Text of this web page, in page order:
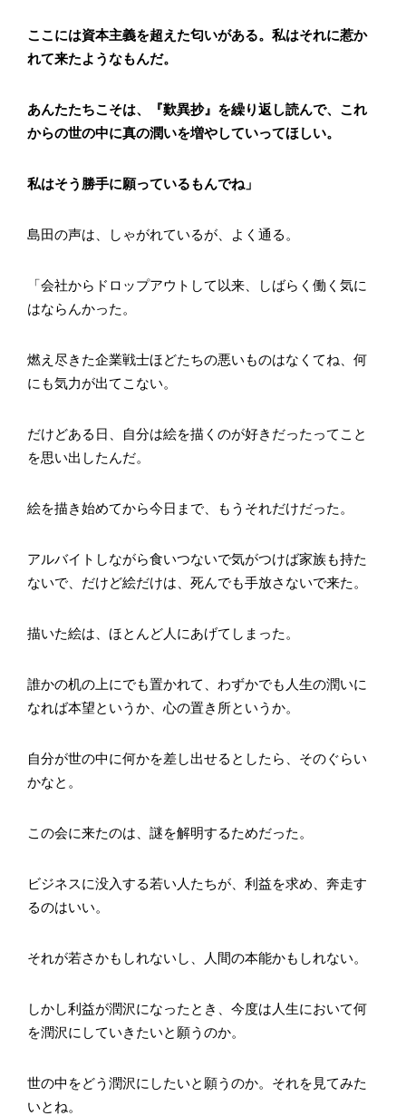
ここには資本主義を超えた匂いがある。私はそれに惹か
れて来たようなもんだ。
あんたたちこそは、『歎異抄』を繰り返し読んで、これ
からの世の中に真の潤いを増やしていってほしい。
私はそう勝手に願っているもんでね」
島田の声は、しゃがれているが、よく通る。
「会社からドロップアウトして以来、しばらく働く気に
はならんかった。
燃え尽きた企業戦士ほどたちの悪いものはなくてね、何
にも気力が出てこない。
だけどある日、自分は絵を描くのが好きだったってこと
を思い出したんだ。
絵を描き始めてから今日まで、もうそれだけだった。
アルバイトしながら食いつないで気がつけば家族も持た
ないで、だけど絵だけは、死んでも手放さないで来た。
描いた絵は、ほとんど人にあげてしまった。
誰かの机の上にでも置かれて、わずかでも人生の潤いに
なれば本望というか、心の置き所というか。
自分が世の中に何かを差し出せるとしたら、そのぐらい
かなと。
この会に来たのは、謎を解明するためだった。
ビジネスに没入する若い人たちが、利益を求め、奔走す
るのはいい。
それが若さかもしれないし、人間の本能かもしれない。
しかし利益が潤沢になったとき、今度は人生において何
を潤沢にしていきたいと願うのか。
世の中をどう潤沢にしたいと願うのか。それを見てみた
いとね。